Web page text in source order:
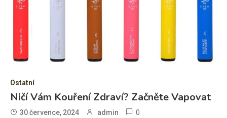
Ostatní
Ničí Vám Kouření Zdraví? Začněte Vapovat
30 července, 2024 admin 0